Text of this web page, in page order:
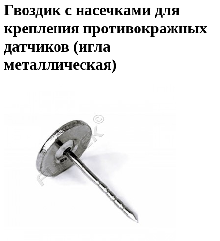
Гвоздик с насечками для
крепления противокражных
датчиков (игла
металлическая)